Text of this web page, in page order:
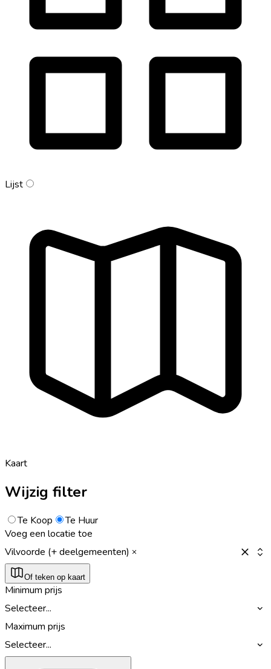
Lijst
Kaart
Wijzig filter
Te Koop
Te Huur
Voeg een locatie toe
Vilvoorde (+ deelgemeenten)
Of teken op kaart
Minimum prijs
Selecteer...
Maximum prijs
Selecteer...